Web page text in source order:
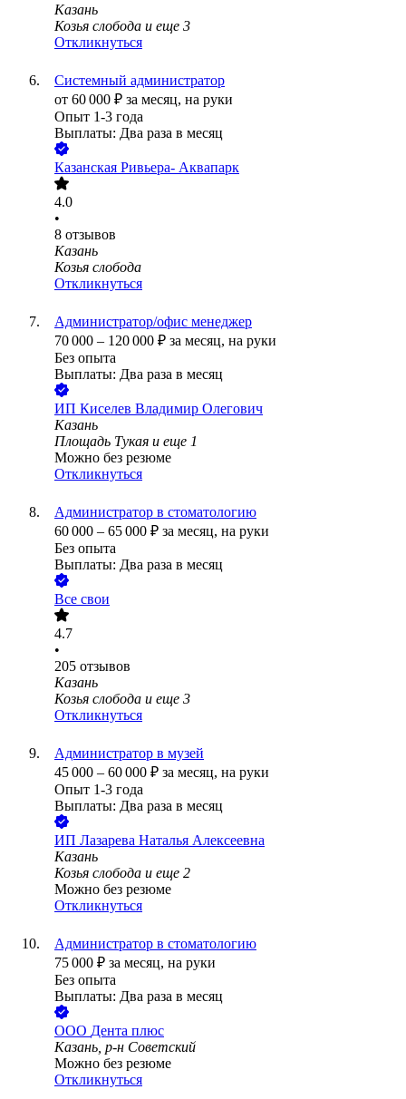
Казань
Козья слобода и еще 3
Откликнуться
Системный администратор
от 60 000 ₽ за месяц, на руки
Опыт 1-3 года
Выплаты: Два раза в месяц
Казанская Ривьера- Аквапарк
4.0
•
8 отзывов
Казань
Козья слобода
Откликнуться
Администратор/офис менеджер
70 000 – 120 000 ₽ за месяц, на руки
Без опыта
Выплаты: Два раза в месяц
ИП Киселев Владимир Олегович
Казань
Площадь Тукая и еще 1
Можно без резюме
Откликнуться
Администратор в стоматологию
60 000 – 65 000 ₽ за месяц, на руки
Без опыта
Выплаты: Два раза в месяц
Все свои
4.7
•
205 отзывов
Казань
Козья слобода и еще 3
Откликнуться
Администратор в музей
45 000 – 60 000 ₽ за месяц, на руки
Опыт 1-3 года
Выплаты: Два раза в месяц
ИП Лазарева Наталья Алексеевна
Казань
Козья слобода и еще 2
Можно без резюме
Откликнуться
Администратор в стоматологию
75 000 ₽ за месяц, на руки
Без опыта
Выплаты: Два раза в месяц
ООО Дента плюс
Казань, р-н Советский
Можно без резюме
Откликнуться